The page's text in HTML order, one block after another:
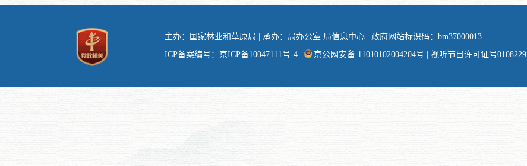
主办：国家林业和草原局 | 承办：局办公室 局信息中心 | 政府网站标识码：bm37000013
ICP备案编号：京ICP备10047111号-4
京公网安备 11010102004204号 | 视听节目许可证号0108229